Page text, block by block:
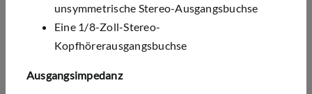
unsymmetrische Stereo-Ausgangsbuchse
Eine 1/8-Zoll-Stereo-
Kopfhörerausgangsbuchse
Ausgangsimpedanz